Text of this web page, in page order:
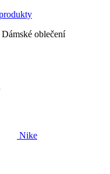
Dámské oblečení
Nike